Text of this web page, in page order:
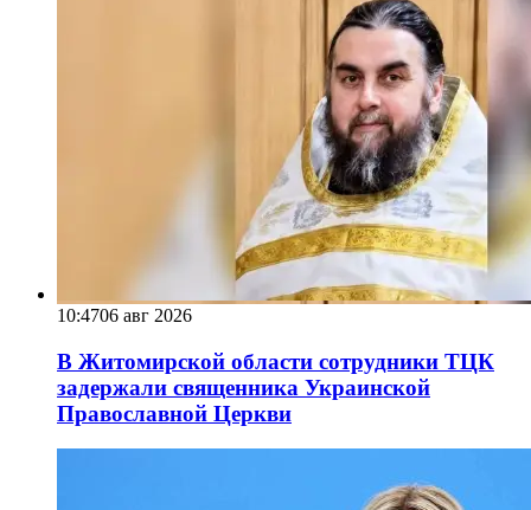
10:4706 авг 2026
В Житомирской области сотрудники ТЦК
задержали священника Украинской
Православной Церкви